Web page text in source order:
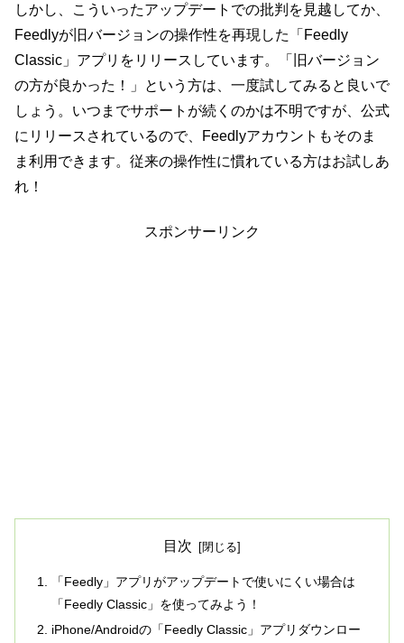
しかし、こういったアップデートでの批判を見越してか、
Feedlyが旧バージョンの操作性を再現した「Feedly
Classic」アプリをリリースしています。「旧バージョン
の方が良かった！」という方は、一度試してみると良いで
しょう。いつまでサポートが続くのかは不明ですが、公式
にリリースされているので、Feedlyアカウントもそのま
ま利用できます。従来の操作性に慣れている方はお試しあ
れ！
スポンサーリンク
目次
「Feedly」アプリがアップデートで使いにくい場合は
「Feedly Classic」を使ってみよう！
iPhone/Androidの「Feedly Classic」アプリダウンロー